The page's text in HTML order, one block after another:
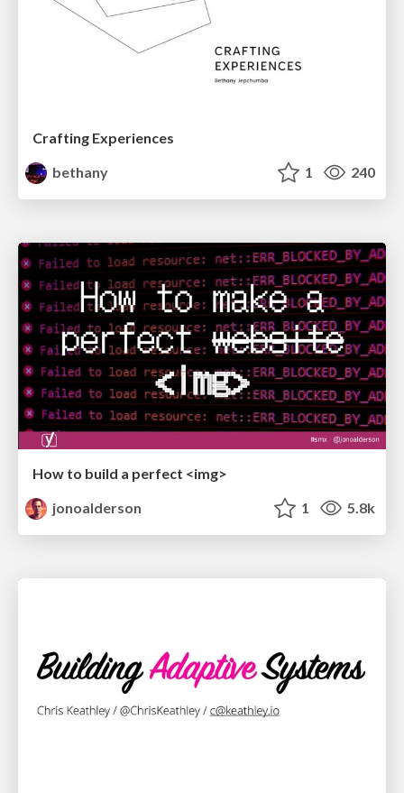
Crafting Experiences
bethany
1 240
How to build a perfect <img>
jonoalderson
1 5.8k